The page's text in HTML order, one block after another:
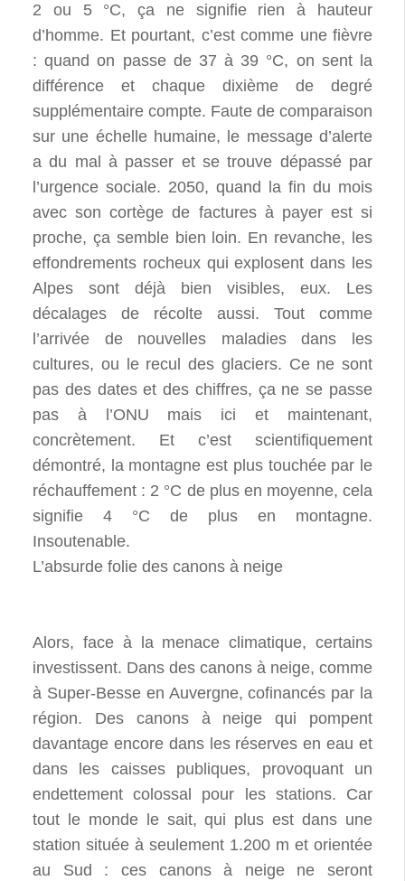
2 ou 5 °C, ça ne signifie rien à hauteur
d’homme. Et pourtant, c’est comme une fièvre
: quand on passe de 37 à 39 °C, on sent la
différence et chaque dixième de degré
supplémentaire compte. Faute de comparaison
sur une échelle humaine, le message d’alerte
a du mal à passer et se trouve dépassé par
l’urgence sociale. 2050, quand la fin du mois
avec son cortège de factures à payer est si
proche, ça semble bien loin. En revanche, les
effondrements rocheux qui explosent dans les
Alpes sont déjà bien visibles, eux. Les
décalages de récolte aussi. Tout comme
l’arrivée de nouvelles maladies dans les
cultures, ou le recul des glaciers. Ce ne sont
pas des dates et des chiffres, ça ne se passe
pas à l’ONU mais ici et maintenant,
concrètement. Et c’est scientifiquement
démontré, la montagne est plus touchée par le
réchauffement : 2 °C de plus en moyenne, cela
signifie 4 °C de plus en montagne.
Insoutenable.
L’absurde folie des canons à neige
Alors, face à la menace climatique, certains
investissent. Dans des canons à neige, comme
à Super-Besse en Auvergne, cofinancés par la
région. Des canons à neige qui pompent
davantage encore dans les réserves en eau et
dans les caisses publiques, provoquant un
endettement colossal pour les stations. Car
tout le monde le sait, qui plus est dans une
station située à seulement 1.200 m et orientée
au Sud : ces canons à neige ne seront